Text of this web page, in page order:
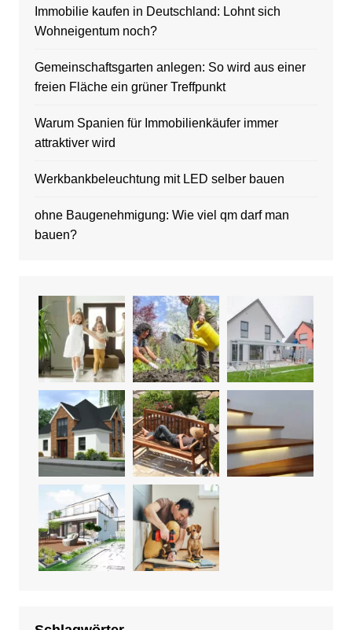
Immobilie kaufen in Deutschland: Lohnt sich
Wohneigentum noch?
Gemeinschaftsgarten anlegen: So wird aus einer
freien Fläche ein grüner Treffpunkt
Warum Spanien für Immobilienkäufer immer
attraktiver wird
Werkbankbeleuchtung mit LED selber bauen
ohne Baugenehmigung: Wie viel qm darf man
bauen?